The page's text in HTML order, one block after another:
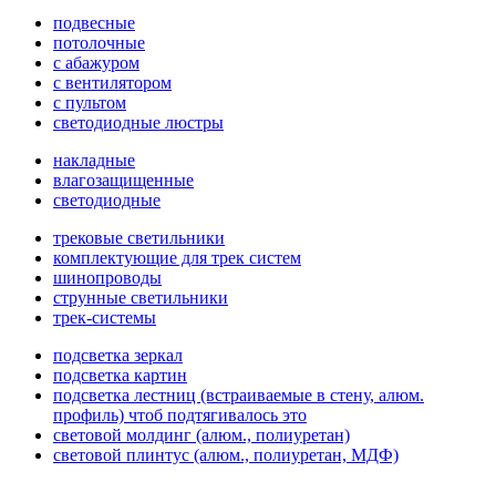
подвесные
потолочные
с абажуром
с вентилятором
с пультом
светодиодные люстры
накладные
влагозащищенные
светодиодные
трековые светильники
комплектующие для трек систем
шинопроводы
струнные светильники
трек-системы
подсветка зеркал
подсветка картин
подсветка лестниц (встраиваемые в стену, алюм.
профиль) чтоб подтягивалось это
световой молдинг (алюм., полиуретан)
световой плинтус (алюм., полиуретан, МДФ)